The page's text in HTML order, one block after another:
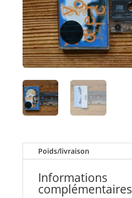
Poids/livraison
Informations
complémentaires